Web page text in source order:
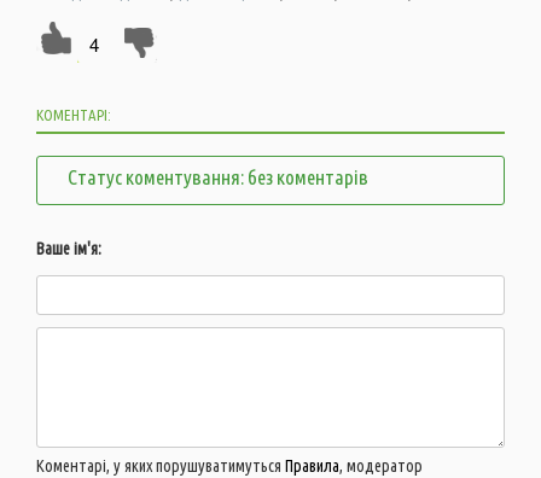
4
КОМЕНТАРІ:
Статус коментування: без коментарів
Ваше ім'я:
Коментарі, у яких порушуватимуться Правила, модератор